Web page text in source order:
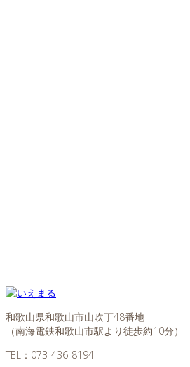
和歌山県和歌山市山吹丁48番地
（南海電鉄和歌山市駅より徒歩約10分）
TEL： 073-436-8194